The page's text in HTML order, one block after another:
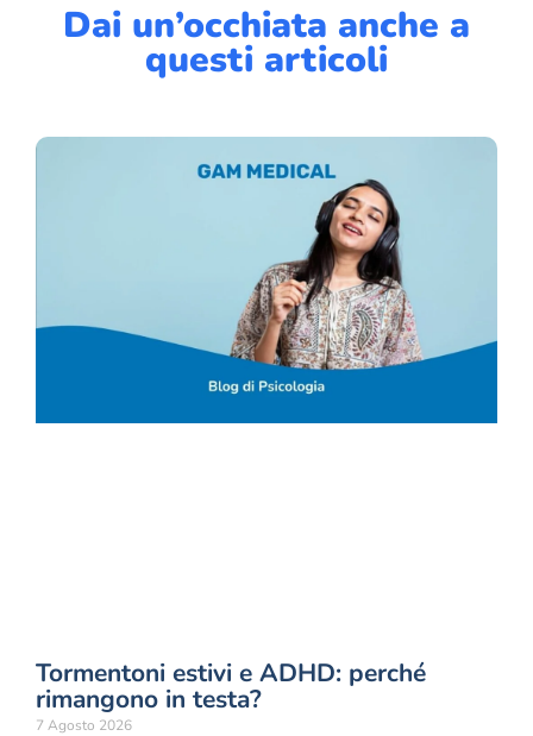
Dai un’occhiata anche a
questi articoli
Tormentoni estivi e ADHD: perché
rimangono in testa?
7 Agosto 2026